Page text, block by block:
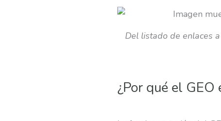
Del listado de enlaces
¿Por qué el